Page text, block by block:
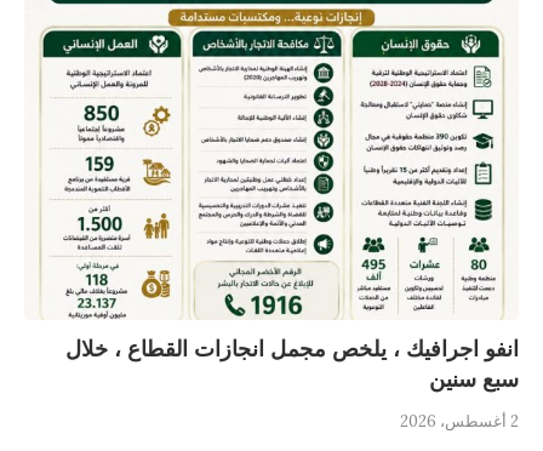
انفو اجرافيك ، يلخص مجمل انجازات القطاع ، خلال
سبع سنين
2 أغسطس، 2026